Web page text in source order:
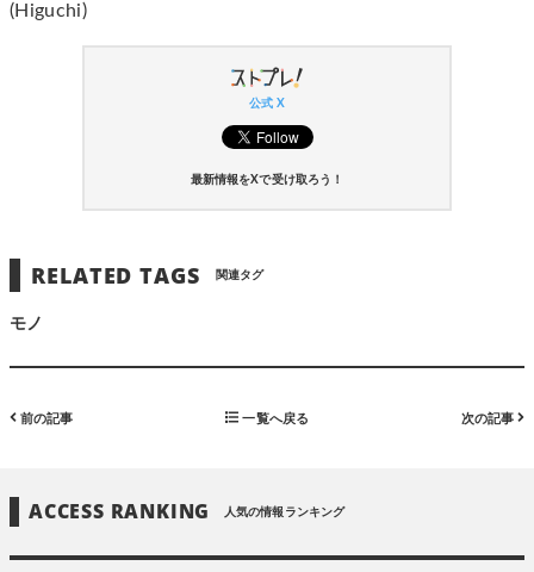
(Higuchi)
公式 X
最新情報をXで受け取ろう！
RELATED TAGS 関連タグ
モノ
前の記事 一覧へ戻る 次の記事
ACCESS RANKING 人気の情報ランキング